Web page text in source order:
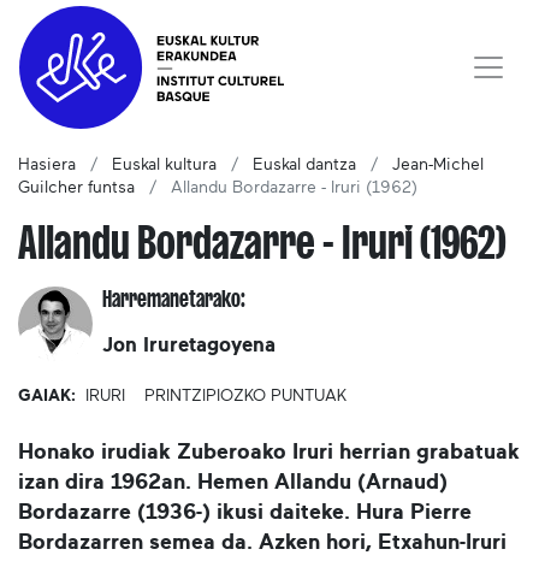
Hasiera Euskal kultura Euskal dantza
Jean-Michel
Guilcher funtsa
Allandu Bordazarre - Iruri (1962)
Allandu Bordazarre - Iruri (1962)
Harremanetarako:
Jon Iruretagoyena
GAIAK: IRURI PRINTZIPIOZKO PUNTUAK
Honako irudiak Zuberoako Iruri herrian grabatuak
izan dira 1962an. Hemen Allandu (Arnaud)
Bordazarre (1936-) ikusi daiteke. Hura Pierre
Bordazarren semea da. Azken hori, Etxahun-Iruri